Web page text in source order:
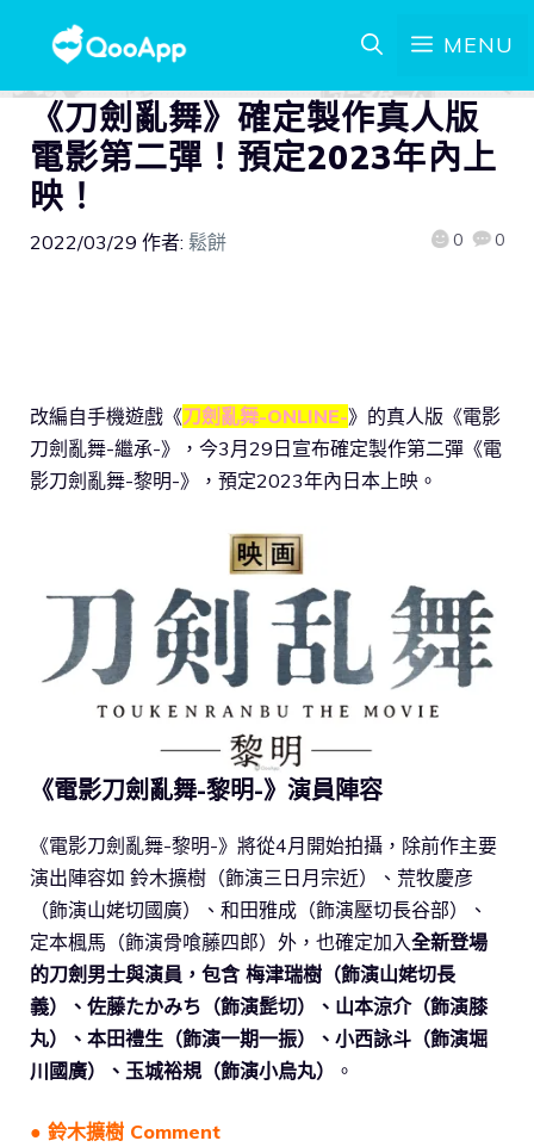
MENU
《刀劍亂舞》確定製作真人版
電影第二彈！預定2023年內上
映！
2022/03/29 作者: 鬆餅 0 0
改編自手機遊戲《刀劍亂舞-ONLINE-》的真人版《電影
刀劍亂舞-繼承-》，今3月29日宣布確定製作第二彈《電
影刀劍亂舞-黎明-》，預定2023年內日本上映。
《電影刀劍亂舞-黎明-》演員陣容
《電影刀劍亂舞-黎明-》將從4月開始拍攝，除前作主要
演出陣容如 鈴木擴樹（飾演三日月宗近）、荒牧慶彦
（飾演山姥切國廣）、和田雅成（飾演壓切長谷部）、
定本楓馬（飾演骨喰藤四郎）外，也確定加入全新登場
的刀劍男士與演員，包含 梅津瑞樹（飾演山姥切長
義）、佐藤たかみち（飾演髭切）、山本涼介（飾演膝
丸）、本田禮生（飾演一期一振）、小西詠斗（飾演堀
川國廣）、玉城裕規（飾演小烏丸）
。
● 鈴木擴樹 Comment